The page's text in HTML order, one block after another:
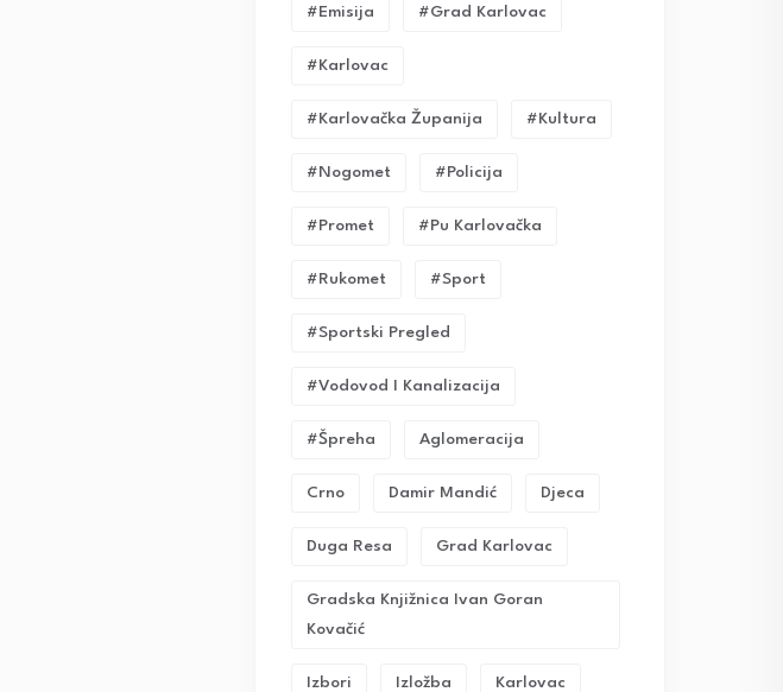
#emisija #grad Karlovac
#karlovac
#karlovačka Županija #kultura
#nogomet #policija
#promet #pu Karlovačka
#rukomet #sport
#sportski Pregled
#vodovod I Kanalizacija
#Špreha Aglomeracija
Crno Damir Mandić Djeca
Duga Resa Grad Karlovac
Gradska Knjižnica Ivan Goran
Kovačić
Izbori Izložba Karlovac